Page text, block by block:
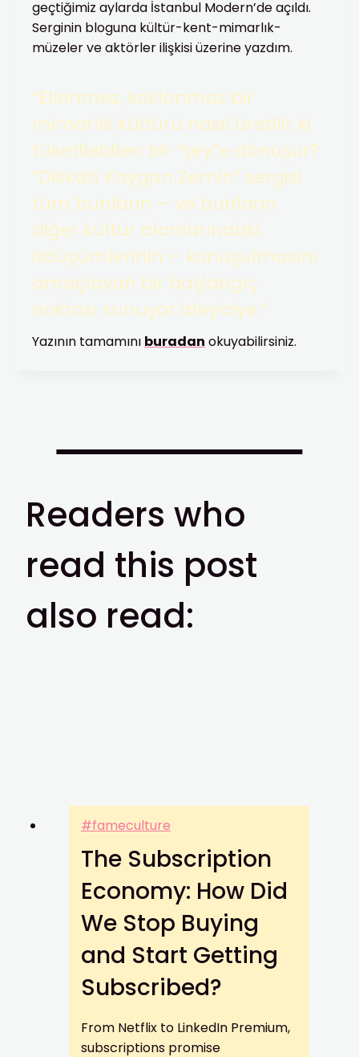
geçtiğimiz aylarda İstanbul Modern’de açıldı.
Serginin bloguna kültür-kent-mimarlık-
müzeler ve aktörler ilişkisi üzerine yazdım.
“Ellenmez, koklanmaz bir
mimarlık kültürü nasıl üretilir ki
tüketilebilen bir “şey”e dönüşür?
“Dikkat! Kaygan Zemin” sergisi
tüm bunların – ve bunların
diğer kültür alanlarındaki
izdüşümlerinin – konuşulmasını
amaçlayan bir başlangıç
noktası sunuyor izleyiciye.”
Yazının tamamını buradan okuyabilirsiniz.
Readers who
read this post
also read:
#fameculture
The Subscription
Economy: How Did
We Stop Buying
and Start Getting
Subscribed?
From Netflix to LinkedIn Premium,
subscriptions promise